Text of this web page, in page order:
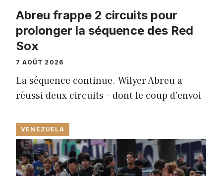
Abreu frappe 2 circuits pour
prolonger la séquence des Red
Sox
7 AOÛT 2026
La séquence continue. Wilyer Abreu a
réussi deux circuits – dont le coup d’envoi
VENEZUELA